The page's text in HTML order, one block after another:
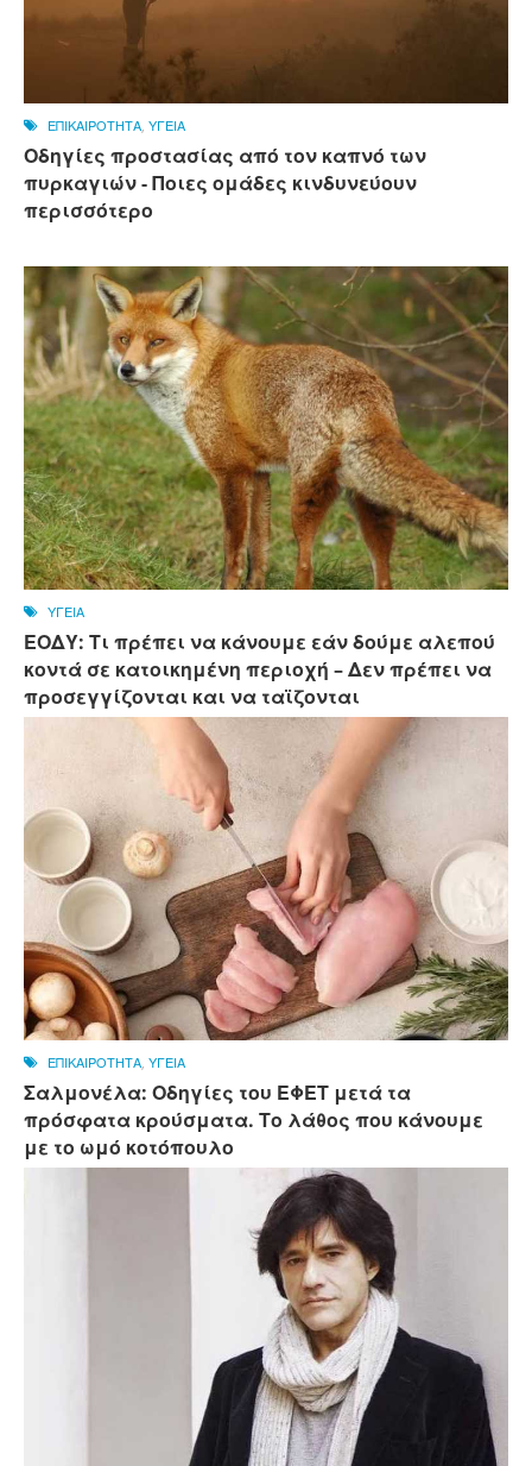
ΕΠΙΚΑΙΡΟΤΗΤΑ ΥΓΕΙΑ
Οδηγίες προστασίας από τον καπνό των
πυρκαγιών - Ποιες ομάδες κινδυνεύουν
περισσότερο
ΥΓΕΙΑ
ΕΟΔΥ: Τι πρέπει να κάνουμε εάν δούμε αλεπού
κοντά σε κατοικημένη περιοχή – Δεν πρέπει να
προσεγγίζονται και να ταϊζονται
ΕΠΙΚΑΙΡΟΤΗΤΑ ΥΓΕΙΑ
Σαλμονέλα: Οδηγίες του ΕΦΕΤ μετά τα
πρόσφατα κρούσματα. Το λάθος που κάνουμε
με το ωμό κοτόπουλο